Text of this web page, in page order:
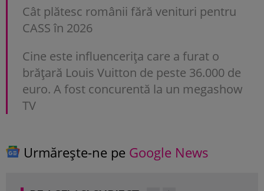
Cât plătesc românii fără venituri pentru
CASS în 2026
Cine este influencerița care a furat o
brățară Louis Vuitton de peste 36.000 de
euro. A fost concurentă la un megashow
TV
Urmărește-ne pe Google News